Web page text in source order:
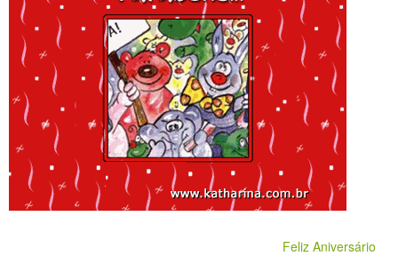
Feliz Aniversário